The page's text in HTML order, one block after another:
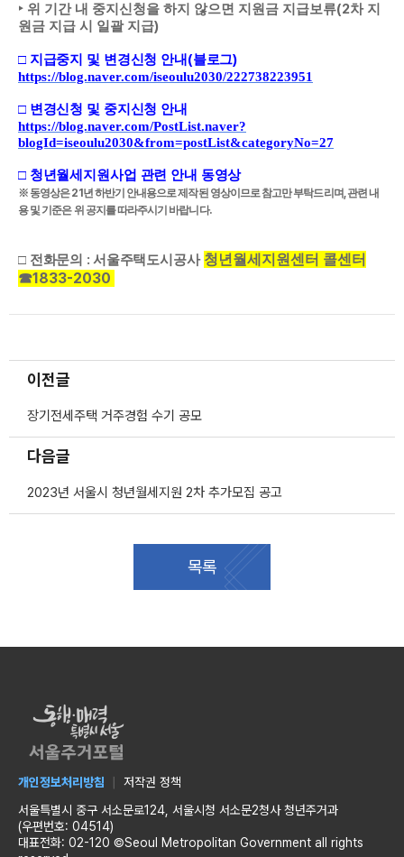
‣ 위 기간 내 중지신청을 하지 않으면 지원금 지급보류(2차 지
원금 지급 시 일괄 지급)
□ 지급중지 및 변경신청 안내 (블로그)
https://blog.naver.com/iseoulu2030/222738223951
□ 변경신청 및 중지신청 안내
https://blog.naver.com/PostList.naver?
blogId=iseoulu2030&from=postList&categoryNo=27
□ 청년월세지원사업 관련 안내 동영상
※ 동영상은21 년 하반기 안내용으로 제작된 영상이므로 참고만 부탁드리며,관련 내
용 및 기준은 위 공지를 따라주시기 바랍니다.
□ 전화문의 : 서울주택도시공사 청년월세지원센터 콜센터
☎1833-2030
이전글
장기전세주택 거주경험 수기 공모
다음글
2023년 서울시 청년월세지원 2차 추가모집 공고
목록
개인정보처리방침
저작권 정책
서울특별시 중구 서소문로124, 서울시청 서소문2청사 청년주거과
(우편번호: 04514)
대표전화: 02-120 ©Seoul Metropolitan Government all rights